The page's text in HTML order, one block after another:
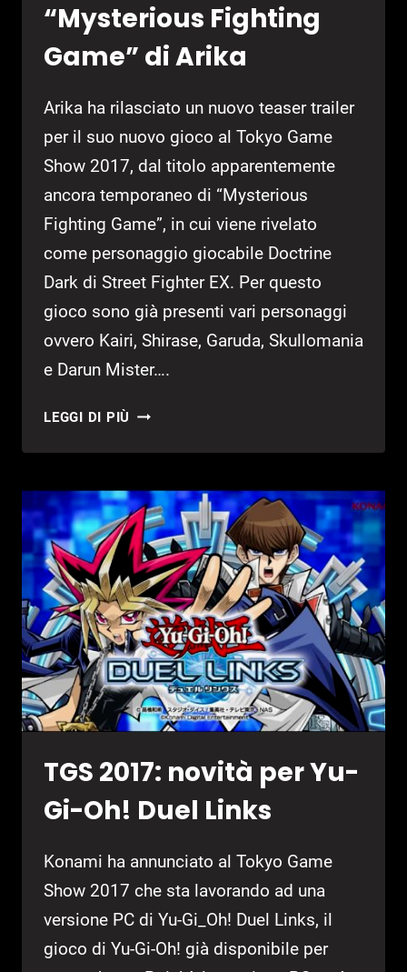
“Mysterious Fighting
Game” di Arika
Arika ha rilasciato un nuovo teaser trailer
per il suo nuovo gioco al Tokyo Game
Show 2017, dal titolo apparentemente
ancora temporaneo di “Mysterious
Fighting Game”, in cui viene rivelato
come personaggio giocabile Doctrine
Dark di Street Fighter EX. Per questo
gioco sono già presenti vari personaggi
ovvero Kairi, Shirase, Garuda, Skullomania
e Darun Mister….
LEGGI DI PIÙ TGS
IL
“MYSTERIOUS
FIGHTING
GAME”
DI
ARIKA
TGS 2017: novità per Yu-
Gi-Oh! Duel Links
Konami ha annunciato al Tokyo Game
Show 2017 che sta lavorando ad una
versione PC di Yu-Gi_Oh! Duel Links, il
gioco di Yu-Gi-Oh! già disponibile per